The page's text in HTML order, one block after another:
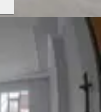
giriş·15.07.2026